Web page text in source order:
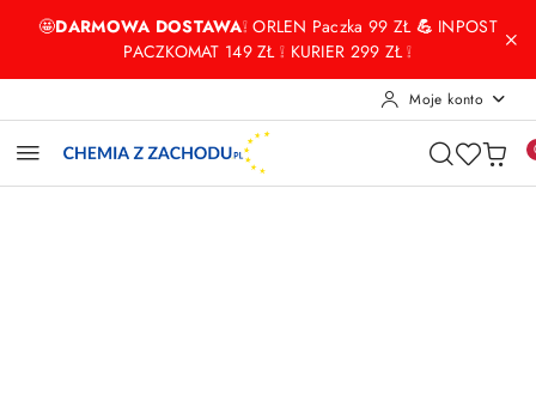
Przejdź do treści głównej
Przejdź do wyszukiwarki
Przejdź do moje konto
Przejdź do menu głównego
Przejdź do opisu produktu
Przejdź do stopki
🤩DARMOWA DOSTAWA❕ ORLEN Paczka 99 ZŁ💪 INPOST
PACZKOMAT 149 ZŁ ❕ KURIER 299 ZŁ ❕
Moje konto